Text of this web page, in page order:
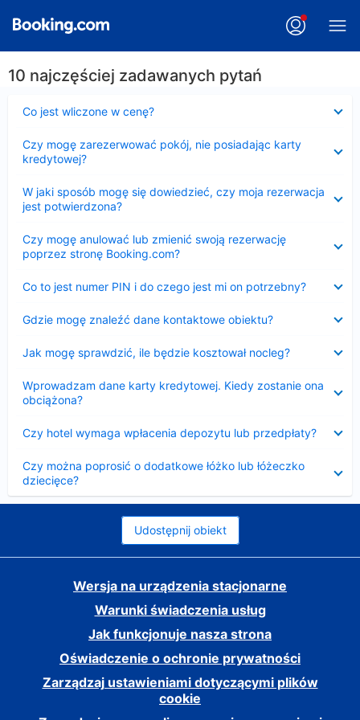
10 najczęściej zadawanych pytań
Co jest wliczone w cenę?
Czy mogę zarezerwować pokój, nie posiadając karty
kredytowej?
W jaki sposób mogę się dowiedzieć, czy moja rezerwacja
jest potwierdzona?
Czy mogę anulować lub zmienić swoją rezerwację
poprzez stronę Booking.com?
Co to jest numer PIN i do czego jest mi on potrzebny?
Gdzie mogę znaleźć dane kontaktowe obiektu?
Jak mogę sprawdzić, ile będzie kosztował nocleg?
Wprowadzam dane karty kredytowej. Kiedy zostanie ona
obciążona?
Czy hotel wymaga wpłacenia depozytu lub przedpłaty?
Czy można poprosić o dodatkowe łóżko lub łóżeczko
dziecięce?
Udostępnij obiekt
Wersja na urządzenia stacjonarne
Warunki świadczenia usług
Jak funkcjonuje nasza strona
Oświadczenie o ochronie prywatności
Zarządzaj ustawieniami dotyczącymi plików
cookie